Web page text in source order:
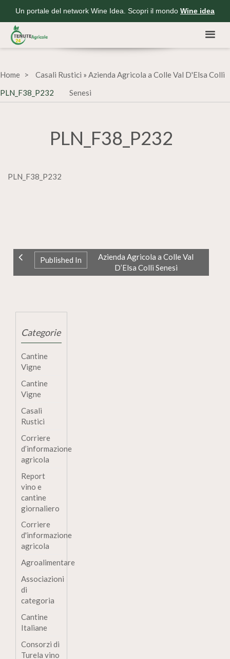
Un portale del network Wine Idea. Scopri il mondo Wine idea
Home Casali Rustici » Azienda Agricola a Colle Val D'Elsa Colli
Senesi
PLN_F38_P232
PLN_F38_P232
PLN_F38_P232
Published In
Azienda Agricola a Colle Val
D’Elsa Colli Senesi
Categorie
Cantine
Vigne
Cantine
Vigne
Casali
Rustici
Corriere
d’informazione
agricola
Report
vino e
cantine
giornaliero
Corriere
d'informazione
agricola
Agroalimentare
Associazioni
di
categoria
Cantine
Italiane
Consorzi di
Turela vino